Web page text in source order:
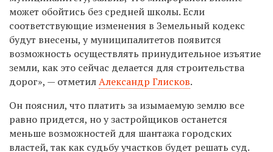
может обойтись без средней школы. Если
соответствующие изменения в Земельный кодекс
будут внесены, у муниципалитетов появится
возможность осуществлять принудительное изъятие
земли, как это сейчас делается для строительства
дорог», — отметилАлександр Глисков.
Он пояснил, что платить за изымаемую землю все
равно придется, но у застройщиков останется
меньше возможностей для шантажа городских
властей, так как судьбу участков будет решать суд.